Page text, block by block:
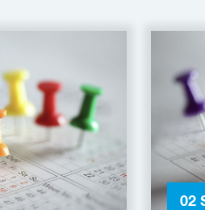
02